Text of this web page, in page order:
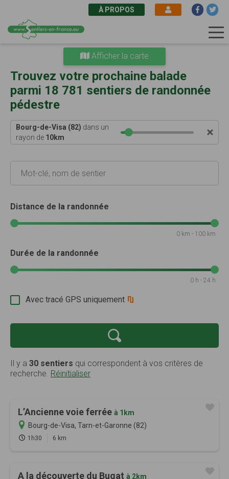
principal
À PROPOS
Trouvez votre prochaine balade
parmi 18 781 sentiers de randonnée
pédestre
Bourg-de-Visa (82) dans un
rayon de 10km
Distance de la randonnée
0 km - 100 km
Durée de la randonnée
0 h - 24 h
Avec tracé GPS uniquement
Il y a 30 sentiers qui correspondent à vos critères de
recherche. Réinitialiser
L’Ancienne voie ferrée à 1km
Bourg-de-Visa, Tarn-et-Garonne (82)
1h30 6 km
A la découverte du Bugat à 2km
Afficher la carte